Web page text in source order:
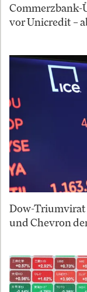
Commerzbank-
vor Unicredit –
Dow-Triumvirat
und Chevron